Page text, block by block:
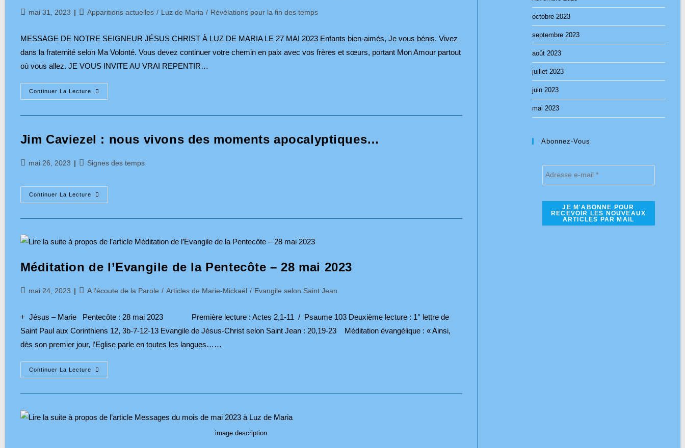
Publication
mai 31, 2023
PostApparitions actuelles / Luz de Maria / Révélations pour la fin des temps
MESSAGE DE NOTRE SEIGNEUR JÉSUS CHRIST À LUZ DE MARIA LE 27 MAI 2023 Enfants bien-aimés, Je vous bénis. Vivez
dans la fraternité selon Ma Volonté. Vous devez continuer votre chemin en paix avec vos frères et sœurs, portant Mon Amour partout
où vous allez. JE VOUS INVITE AU VRAI REPENTIR…
Continuer La LectureMessages
De
Maria
Les
27
Jim Caviezel : nous vivons des moments apocalyptiques…
Publication
mai 26, 2023
PostSignes des temps
Continuer La LectureJim
Caviezel
Moments
Apocalyptiques…
Méditation de l’Evangile de la Pentecôte – 28 mai 2023
Publication
mai 24, 2023
PostA l'écoute de la Parole / Articles de Marie-Mickaël / Evangile selon Saint Jean
+ Jésus – Marie Pentecôte : 28 mai 2023 Première lecture : Actes 2,1-11 / Psaume 103 Deuxième lecture : 1° lettre de
Saint Paul aux Corinthiens 12, 3b-7-12-13 Evangile de Jésus-Christ selon Saint Jean : 20,19-23 Méditation évangélique : « Ainsi,
dès son premier jour, l’Eglise parle en toutes les langues……
Continuer La LectureMéditation
De
De
28
image description
octobre 2023
septembre 2023
août 2023
juillet 2023
juin 2023
mai 2023
Abonnez-Vous